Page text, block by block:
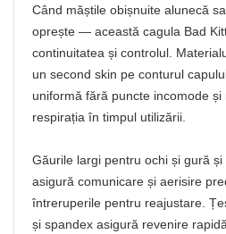
Când măștile obișnuite alunecă
oprește — această cagula Bad
continuitatea și controlul.
un second skin pe conturul
uniformă fără puncte incomode
respirația în timpul utilizării.
Găurile largi pentru ochi și gură
asigură comunicare și aerisire
întreruperile pentru reajustare.
și spandex asigură revenire